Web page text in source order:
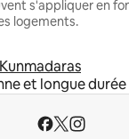
s'appliquer en
logements.
Kunmadaras
et longue durée